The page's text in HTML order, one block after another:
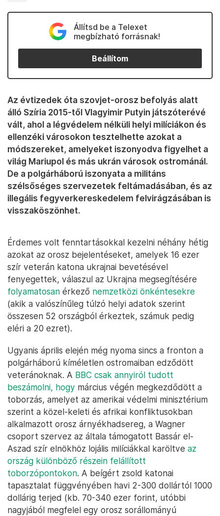
Állítsd be a Telexet
megbízható forrásnak!
Beállítom
Az évtizedek óta szovjet-orosz befolyás alatt
álló Szíria 2015-től Vlagyimir Putyin játszóterévé
vált, ahol a légvédelem nélküli helyi milíciákon és
ellenzéki városokon tesztelhette azokat a
módszereket, amelyeket iszonyodva figyelhet a
világ Mariupol és más ukrán városok ostrománál.
De a polgárháború iszonyata a militáns
szélsőséges szervezetek feltámadásában, és az
illegális fegyverkereskedelem felvirágzásában is
visszaköszönhet.
Érdemes volt fenntartásokkal kezelni néhány hétig
azokat az orosz bejelentéseket, amelyek 16 ezer
szír veterán katona ukrajnai bevetésével
fenyegettek, válaszul az Ukrajna megsegítésére
folyamatosan érkező nemzetközi önkéntesekre
(akik a valószínűleg túlzó helyi adatok szerint
összesen 52 országból érkeztek, számuk pedig
eléri a 20 ezret).
Ugyanis április elején még nyoma sincs a fronton a
polgárháború kíméletlen ostromaiban edződött
veteránoknak. A BBC csak annyiról tudott
beszámolni, hogy március végén megkezdődött a
toborzás, amelyet az amerikai védelmi minisztérium
szerint a közel-keleti és afrikai konfliktusokban
alkalmazott orosz árnyékhadsereg, a Wagner
csoport szervez az általa támogatott Bassár el-
Aszad szír elnökhöz lojális milíciákkal karöltve az
ország különböző részein felállított
toborzópontokon. A beígért zsold katonai
tapasztalat függvényében havi 2-300 dollártól 1000
dollárig terjed (kb. 70-340 ezer forint, utóbbi
nagyjából megfelel egy orosz sorállományú